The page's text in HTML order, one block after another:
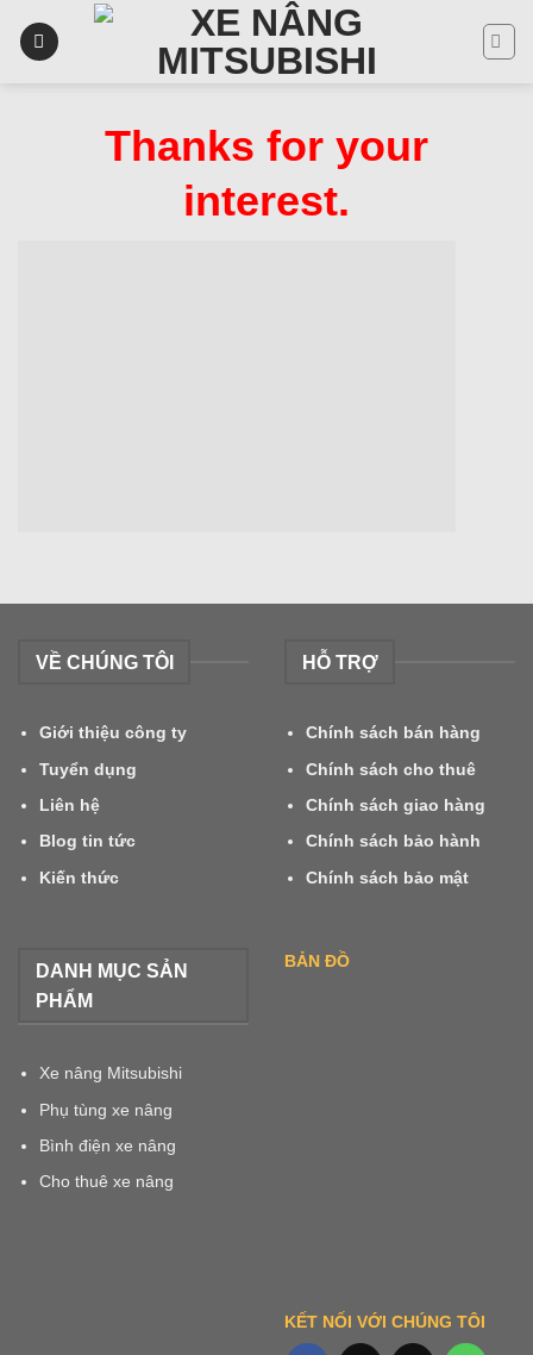
Thanks for your
interest.
VỀ CHÚNG TÔI
Giới thiệu công ty
Tuyển dụng
Liên hệ
Blog tin tức
Kiến thức
HỖ TRỢ
Chính sách bán hàng
Chính sách cho thuê
Chính sách giao hàng
Chính sách bảo hành
Chính sách bảo mật
DANH MỤC SẢN
PHẨM
Xe nâng Mitsubishi
Phụ tùng xe nâng
Bình điện xe nâng
Cho thuê xe nâng
BẢN ĐỒ
KẾT NỐI VỚI CHÚNG TÔI